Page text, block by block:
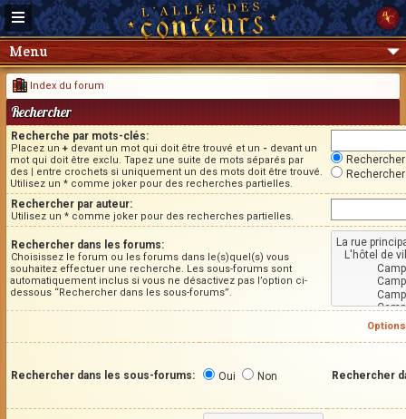
Menu
Index du forum
Rechercher
Recherche par mots-clés:
Placez un + devant un mot qui doit être trouvé et un - devant un
mot qui doit être exclu. Tapez une suite de mots séparés par
des | entre crochets si uniquement un des mots doit être trouvé.
Utilisez un * comme joker pour des recherches partielles.
Rechercher par auteur:
Utilisez un * comme joker pour des recherches partielles.
Rechercher dans les forums:
Choisissez le forum ou les forums dans le(s)quel(s) vous
souhaitez effectuer une recherche. Les sous-forums sont
automatiquement inclus si vous ne désactivez pas l’option ci-
dessous “Rechercher dans les sous-forums”.
Rechercher dans les sous-forums: Oui Non Rechercher